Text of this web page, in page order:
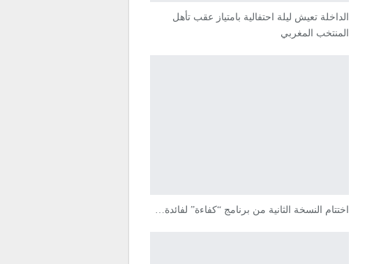
الداخلة تعيش ليلة احتفالية بامتياز عقب تأهل
المنتخب المغربي
اختتام النسخة الثانية من برنامج “كفاءة” لفائدة…